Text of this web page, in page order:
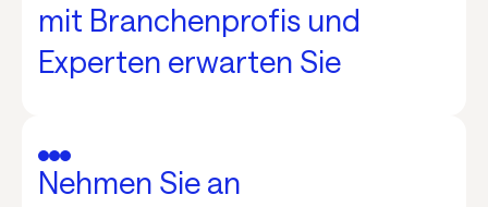
mit Branchenprofis und
Experten erwarten Sie
Nehmen Sie an